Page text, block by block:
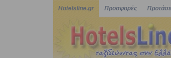
Hotelsline.gr Προσφορές